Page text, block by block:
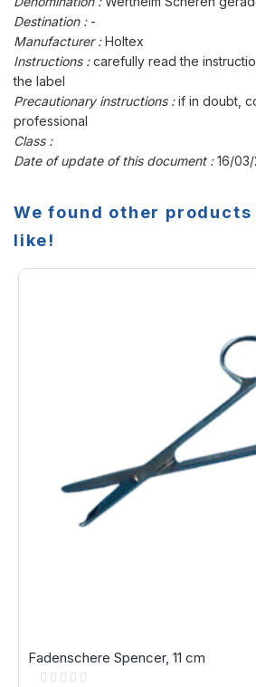
Destination : -
Manufacturer :Holtex
Instructions :carefully read the
the label
Precautionary instructions :if in doubt,
professional
Class :
Date of update of this document :16/
We found other
like!
Fadenschere Spencer, 11 cm
Rating: